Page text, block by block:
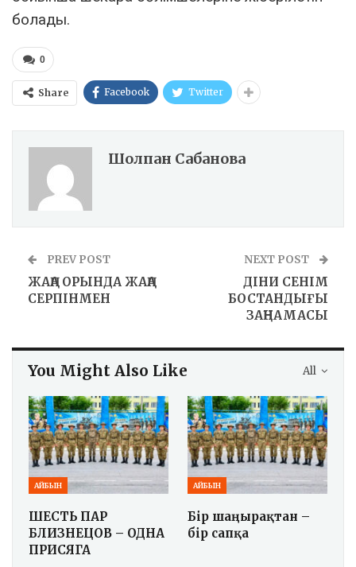
болады.
0
Share Facebook Twitter
Шолпан Сабанова
PREV POST
ЖАҢА ОРЫНДА ЖАҢА
СЕРПІНМЕН
NEXT POST
ДІНИ СЕНІМ
БОСТАНДЫҒЫ
ЗАҢНАМАСЫ
All
You Might Also Like
АЙБЫН
ШЕСТЬ ПАР
БЛИЗНЕЦОВ – ОДНА
ПРИСЯГА
АЙБЫН
Бір шаңырақтан –
бір сапқа